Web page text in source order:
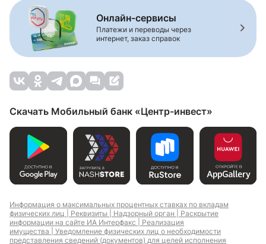
Кредит наличными на
авто с пробегом
Онлайн-сервисы
Платежи и переводы через
интернет, заказ справок
Скачать Мобильный банк «Центр-инвест»
Информация о максимальных процентных ставках по вкладам
физических лиц | Реквизиты | Надзорный орган | Раскрытие
информации на сайте ИА Интерфакс | Реализация
имущества | Уведомление физических лиц о необходимости
представления сведений (документов) для целей исполнения